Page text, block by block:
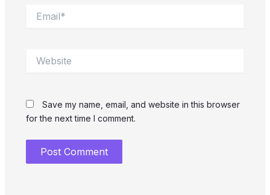
Save my name, email, and website in this browser
for the next time I comment.